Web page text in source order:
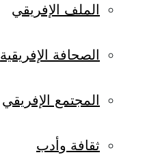
الملف الإفريقي
الصحافة الإفريقية
المجتمع الإفريقي
ثقافة وأدب